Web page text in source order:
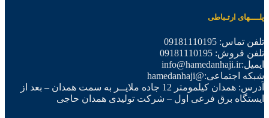
پلــــهای ارتـباطی
تلفن تماس: 09181110195
تلفن فروش: 09181110195
ایمیل:info@hamedanhaji.ir
شبکه اجتماعی:@hamedanhaji
آدرس: همدان کیلمومتر 12 جاده ملایــر به سمت همدان – بعد از
ایستگاه برق فرعی اول – شرکت تولیدی همدان حاجی